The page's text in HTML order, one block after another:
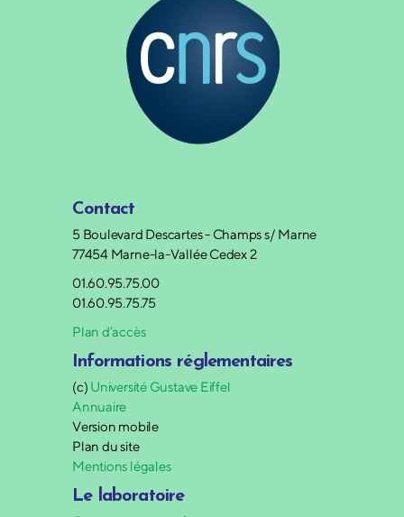
Contact
5 Boulevard Descartes - Champs s/ Marne
77454 Marne-la-Vallée Cedex 2
01.60.95.75.00
01.60.95.75.75
Plan d’accès
Informations réglementaires
(c) Université Gustave Eiffel
Annuaire
Version mobile
Plan du site
Mentions légales
Le laboratoire